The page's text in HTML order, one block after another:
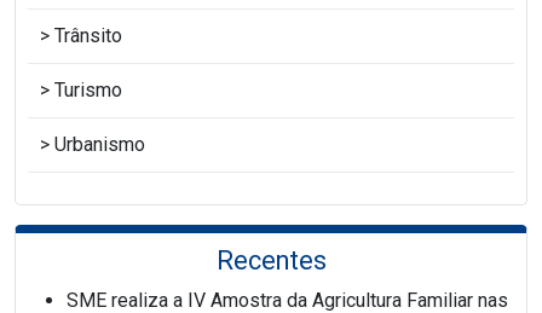
Trânsito
Turismo
Urbanismo
Recentes
SME realiza a IV Amostra da Agricultura Familiar nas